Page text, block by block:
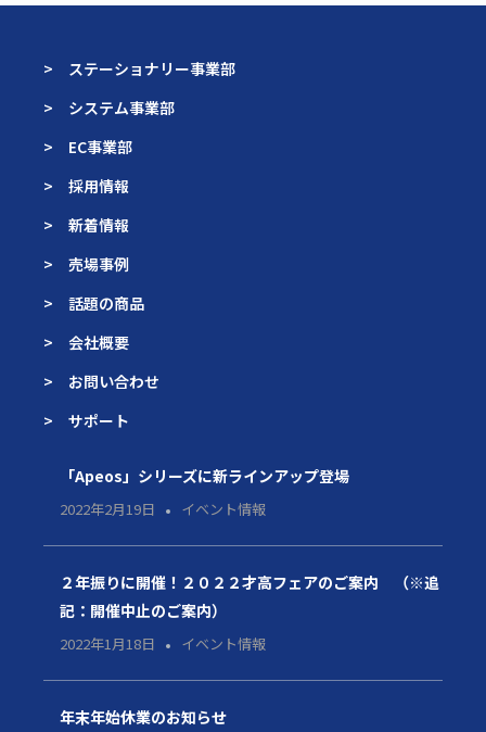
> ステーショナリー事業部
> システム事業部
> EC事業部
> 採用情報
> 新着情報
> 売場事例
> 話題の商品
> 会社概要
> お問い合わせ
> サポート
「Apeos」シリーズに新ラインアップ登場
2022年2月19日 イベント情報
２年振りに開催！２０２２才高フェアのご案内 （※追
記：開催中止のご案内）
2022年1月18日 イベント情報
年末年始休業のお知らせ